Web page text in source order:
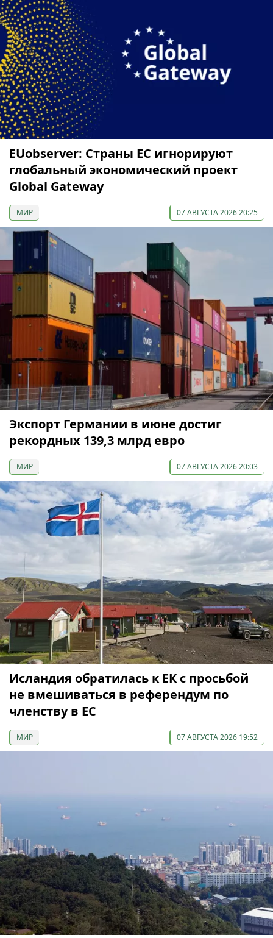
EUobserver: Страны ЕС игнорируют
глобальный экономический проект
Global Gateway
МИР 07 АВГУСТА 2026 20:25
Экспорт Германии в июне достиг
рекордных 139,3 млрд евро
МИР 07 АВГУСТА 2026 20:03
Исландия обратилась к ЕК с просьбой
не вмешиваться в референдум по
членству в ЕС
МИР 07 АВГУСТА 2026 19:52